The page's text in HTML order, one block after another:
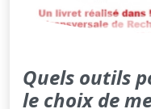
Quels outils
le choix de